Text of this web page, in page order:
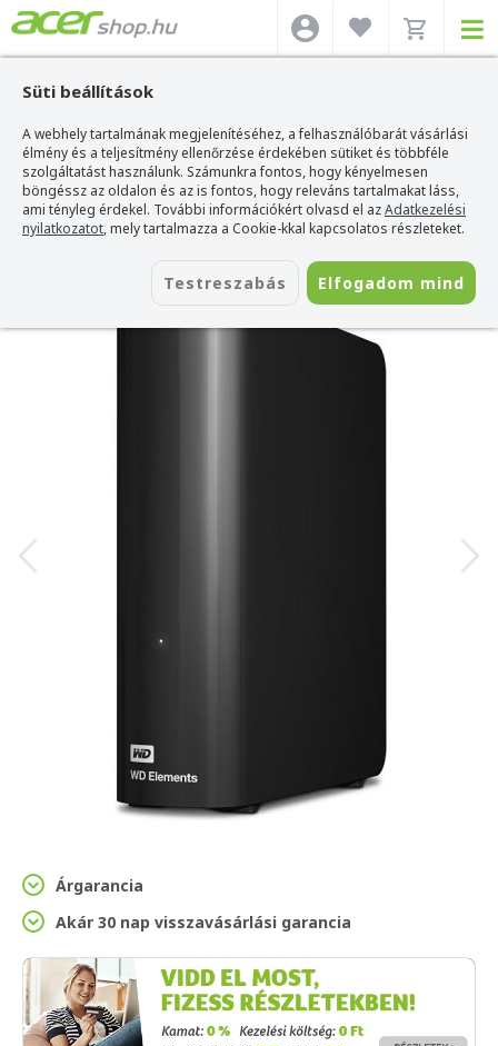
Süti beállítások
A webhely tartalmának megjelenítéséhez, a felhasználóbarát vásárlási
élmény és a teljesítmény ellenőrzése érdekében sütiket és többféle
szolgáltatást használunk. Számunkra fontos, hogy kényelmesen
böngéssz az oldalon és az is fontos, hogy releváns tartalmakat láss,
ami tényleg érdekel. További információkért olvasd el azAdatkezelési
nyilatkozatot, mely tartalmazza a Cookie-kkal kapcsolatos részleteket.
Testreszabás Elfogadom mind
Acer webshop>Kiegészítők>HDD / SSD külső/belső merevlemez>Western
Digital HDD / SSD külső/belső merevlemez>WD Elements Desktop 3,5" 10TB
USB3.0 külső merevlemez - Fekete
WD Elements Desktop 3,5" 10TB USB3.0
külső merevlemez - Fekete
WDBWLG0100HBK-EESN
Árgarancia
Akár 30 nap visszavásárlási garancia